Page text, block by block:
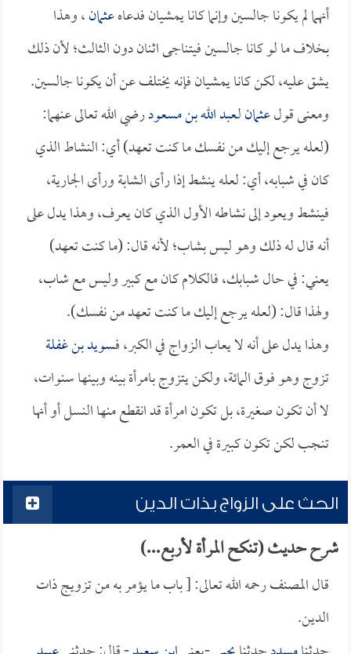
أنهما لم يكونا جالسين وإنما كانا يمشيان فدعاهعثمان، وهذا
بخلاف ما لو كانا جالسين فيتناجى اثنان دون الثالث؛ لأن ذلك
يشق عليه، لكن كانا يمشيان فإنه يختلف عن أن يكونا جالسين.
ومعنى قولعثمانلـعبد الله بن مسعودرضي الله تعالى عنهما:
(لعله يرجع إليك من نفسك ما كنت تعهد) أي: النشاط الذي
كان في شبابه، أي: لعله ينشط إذا رأى الشابة ورأى الجارية،
فينشط ويعود إلى نشاطه الأول الذي كان يعرف، وهذا يدل على
أنه قال له ذلك وهو ليس بشاب؛ لأنه قال: (ما كنت تعهد)
يعني: في حال شبابك، فالكلام كان مع كبير وليس مع شاب،
ولهذا قال: (لعله يرجع إليك ما كنت تعهد من نفسك).
وهذا يدل على أنه لا يعاب الزواج في الكبر، فـسويد بن غفلة
تزوج وهو فوق المائة، ولكن يتزوج بامرأة بينه وبينها سنوات،
لا أن تكون صغيرة، بل تكون امرأة قد انقطع منها النسل أو أنها
تنجب لكن تكون كبيرة في العمر.
الحث على الزواج بذات الدين
شرح حديث (تنكح المرأة لأربع...)
قال المصنف رحمه الله تعالى: [ باب ما يؤمر به من تزويج ذات
الدين.